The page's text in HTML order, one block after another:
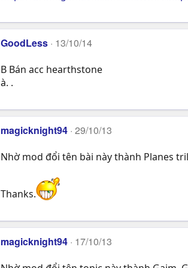
GoodLess 13/10/14
B Bán acc hearthstone
à. .
magicknight94 29/10/13
Nhờ mod đổi tên bài này thành Planes
Thanks.
magicknight94 17/10/13